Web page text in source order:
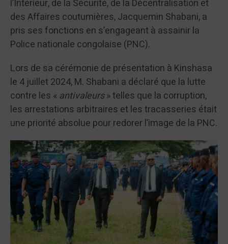
l’Intérieur, de la Sécurité, de la Décentralisation et
des Affaires coutumières, Jacquemin Shabani, a
pris ses fonctions en s’engageant à assainir la
Police nationale congolaise (PNC).
Lors de sa cérémonie de présentation à Kinshasa
le 4 juillet 2024, M. Shabani a déclaré que la lutte
contre les « antivaleurs» telles que la corruption,
les arrestations arbitraires et les tracasseries était
une priorité absolue pour redorer l’image de la PNC.